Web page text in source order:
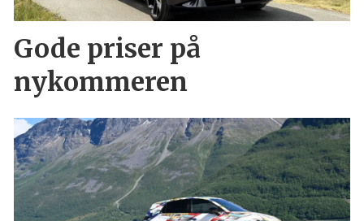
Gode priser på
nykommeren